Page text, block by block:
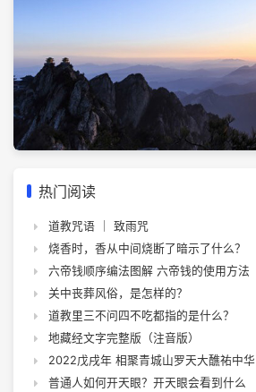
热门阅读
道教咒语 ｜ 致雨咒
烧香时，香从中间烧断了暗示了什么？
六帝钱顺序编法图解 六帝钱的使用方法
关中丧葬风俗，是怎样的？
道教里三不问四不吃都指的是什么？
地藏经文字完整版（注音版）
2022戊戌年 相聚青城山罗天大醮祐中华
普通人如何开天眼？开天眼会看到什么